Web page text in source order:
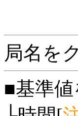
局名を
■基準